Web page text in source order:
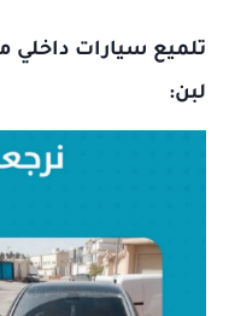
تلميع سيارات داخلي
لبن: